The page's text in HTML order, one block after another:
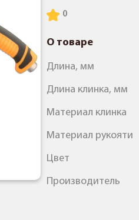
О товаре
Длина, мм
Длина клинка, мм
Материал клинка
Материал рукояти
Цвет
Производитель